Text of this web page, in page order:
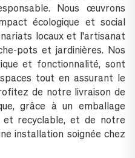
Nous œuvrons
écologique et social
locaux et l'artisanat
pots et jardinières. Nos
et fonctionnalité, sont
tout en assurant le
de notre livraison de
grâce à un emballage
recyclable, et de notre
installation soignée chez